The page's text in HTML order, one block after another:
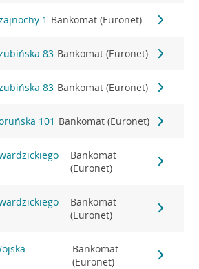
1 Bankomat (Euronet)
83 Bankomat (Euronet)
83 Bankomat (Euronet)
101 Bankomat (Euronet)
Bankomat
(Euronet)
Bankomat
(Euronet)
Bankomat
(Euronet)